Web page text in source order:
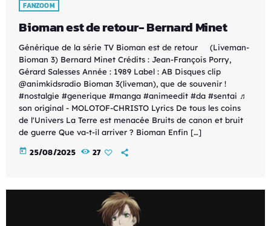
FANZOOM
Bioman est de retour- Bernard Minet
Générique de la série TV Bioman est de retour (Liveman-
Bioman 3) Bernard Minet Crédits : Jean-François Porry,
Gérard Salesses Année : 1989 Label : AB Disques clip
@animkidsradio Bioman 3(liveman), que de souvenir !
#nostalgie #generique #manga #animeedit #da #sentai ♬
son original - MOLOTOF-CHRISTO Lyrics De tous les coins
de l'Univers La Terre est menacée Bruits de canon et bruit
de guerre Que va-t-il arriver ? Bioman Enfin […]
today 25/08/2025 27